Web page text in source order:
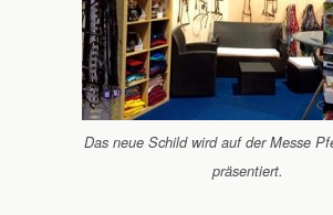
Das neue Schild wird auf der Messe
präsentiert.